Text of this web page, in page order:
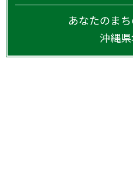
あなたのま
沖縄県